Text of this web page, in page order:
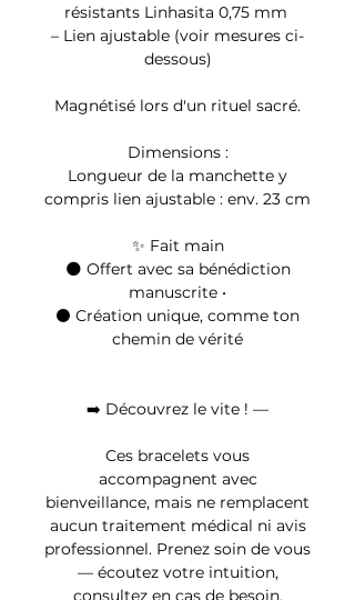
résistants Linhasita 0,75 mm
– Lien ajustable (voir mesures ci-
dessous)
Magnétisé lors d'un rituel sacré.
Dimensions :
Longueur de la manchette y
compris lien ajustable : env. 23 cm
✨ Fait main
🌑 Offert avec sa bénédiction
manuscrite •
⚫ Création unique, comme ton
chemin de vérité
➡️ Découvrez le vite ! —
Ces bracelets vous
accompagnent avec
bienveillance, mais ne remplacent
aucun traitement médical ni avis
professionnel. Prenez soin de vous
— écoutez votre intuition,
consultez en cas de besoin.